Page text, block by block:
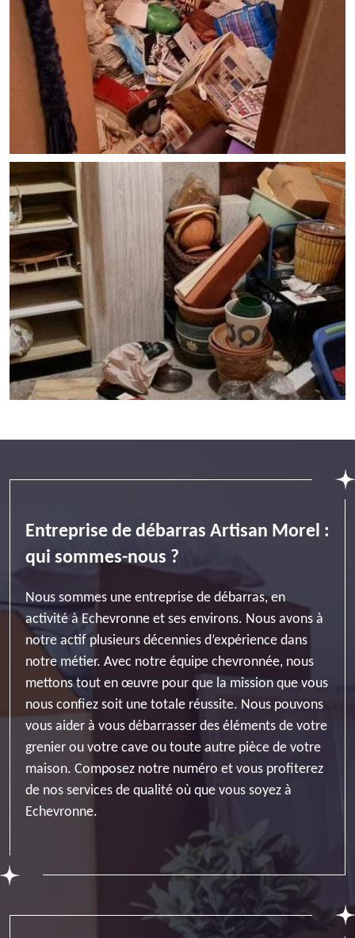
Entreprise de débarras Artisan Morel :
qui sommes-nous ?
Nous sommes une entreprise de débarras, en
activité à Echevronne et ses environs. Nous avons à
notre actif plusieurs décennies d’expérience dans
notre métier. Avec notre équipe chevronnée, nous
mettons tout en œuvre pour que la mission que vous
nous confiez soit une totale réussite. Nous pouvons
vous aider à vous débarrasser des éléments de votre
grenier ou votre cave ou toute autre pièce de votre
maison. Composez notre numéro et vous profiterez
de nos services de qualité où que vous soyez à
Echevronne.